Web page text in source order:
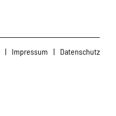
| Impressum | Datenschutz